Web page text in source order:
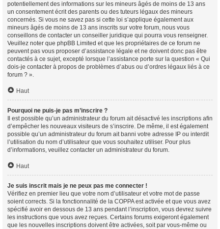
potentiellement des informations sur les mineurs âgés de moins de 13 ans
un consentement écrit des parents ou des tuteurs légaux des mineurs
concernés. Si vous ne savez pas si cette loi s’applique également aux
mineurs âgés de moins de 13 ans inscrits sur votre forum, nous vous
conseillons de contacter un conseiller juridique qui pourra vous renseigner.
Veuillez noter que phpBB Limited et que les propriétaires de ce forum ne
peuvent pas vous proposer d’assistance légale et ne doivent donc pas être
contactés à ce sujet, excepté lorsque l’assistance porte sur la question « Qui
dois-je contacter à propos de problèmes d’abus ou d’ordres légaux liés à ce
forum ? ».
Haut
Pourquoi ne puis-je pas m’inscrire ?
Il est possible qu’un administrateur du forum ait désactivé les inscriptions afin
d’empêcher les nouveaux visiteurs de s’inscrire. De même, il est également
possible qu’un administrateur du forum ait banni votre adresse IP ou interdit
l’utilisation du nom d’utilisateur que vous souhaitez utiliser. Pour plus
d’informations, veuillez contacter un administrateur du forum.
Haut
Je suis inscrit mais je ne peux pas me connecter !
Vérifiez en premier lieu que votre nom d’utilisateur et votre mot de passe
soient corrects. Si la fonctionnalité de la COPPA est activée et que vous avez
spécifié avoir en dessous de 13 ans pendant l’inscription, vous devrez suivre
les instructions que vous avez reçues. Certains forums exigeront également
que les nouvelles inscriptions doivent être activées, soit par vous-même ou